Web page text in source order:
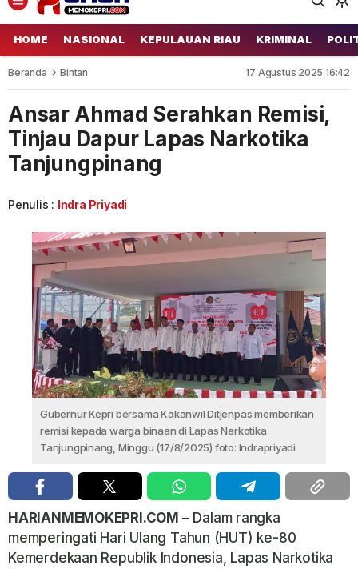
HOME NASIONAL KEPULAUAN RIAU KRIMINAL
Beranda Bintan 17 Agustus 2025 16:42
Ansar Ahmad Serahkan Remisi,
Tinjau Dapur Lapas Narkotika
Tanjungpinang
Penulis : Indra Priyadi
Gubernur Kepri bersama Kakanwil Ditjenpas memberikan
remisi kepada warga binaan di Lapas Narkotika
Tanjungpinang, Minggu (17/8/2025) foto: Indrapriyadi
HARIANMEMOKEPRI.COM –Dalam rangka
memperingati Hari Ulang Tahun (HUT) ke-80
Kemerdekaan Republik Indonesia, Lapas Narkotika